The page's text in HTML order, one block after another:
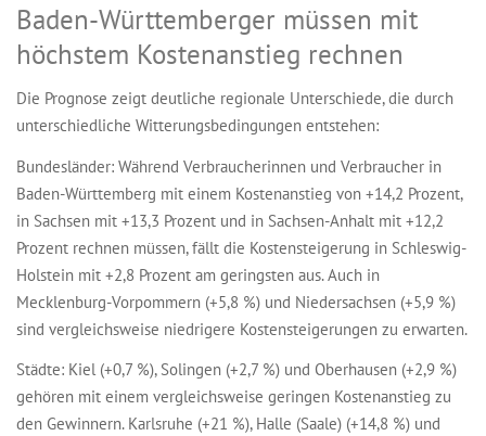
Baden-Württemberger müssen mit
höchstem Kostenanstieg rechnen
Die Prognose zeigt deutliche regionale Unterschiede, die durch
unterschiedliche Witterungsbedingungen entstehen:
Bundesländer: Während Verbraucherinnen und Verbraucher in
Baden-Württemberg mit einem Kostenanstieg von +14,2 Prozent,
in Sachsen mit +13,3 Prozent und in Sachsen-Anhalt mit +12,2
Prozent rechnen müssen, fällt die Kostensteigerung in Schleswig-
Holstein mit +2,8 Prozent am geringsten aus. Auch in
Mecklenburg-Vorpommern (+5,8 %) und Niedersachsen (+5,9 %)
sind vergleichsweise niedrigere Kostensteigerungen zu erwarten.
Städte: Kiel (+0,7 %), Solingen (+2,7 %) und Oberhausen (+2,9 %)
gehören mit einem vergleichsweise geringen Kostenanstieg zu
den Gewinnern. Karlsruhe (+21 %), Halle (Saale) (+14,8 %) und